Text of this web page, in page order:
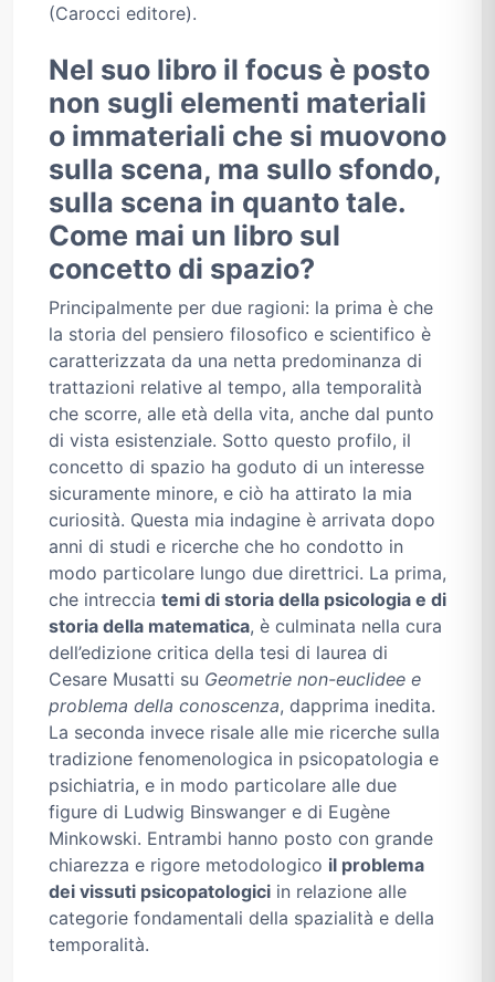
(Carocci editore).
Nel suo libro il focus è posto
non sugli elementi materiali
o immateriali che si muovono
sulla scena, ma sullo sfondo,
sulla scena in quanto tale.
Come mai un libro sul
concetto di spazio?
Principalmente per due ragioni: la prima è che
la storia del pensiero filosofico e scientifico è
caratterizzata da una netta predominanza di
trattazioni relative al tempo, alla temporalità
che scorre, alle età della vita, anche dal punto
di vista esistenziale. Sotto questo profilo, il
concetto di spazio ha goduto di un interesse
sicuramente minore, e ciò ha attirato la mia
curiosità. Questa mia indagine è arrivata dopo
anni di studi e ricerche che ho condotto in
modo particolare lungo due direttrici. La prima,
che intreccia temi di storia della psicologia e di
storia della matematica, è culminata nella cura
dell’edizione critica della tesi di laurea di
Cesare Musatti su Geometrie non-euclidee e
problema della conoscenza, dapprima inedita.
La seconda invece risale alle mie ricerche sulla
tradizione fenomenologica in psicopatologia e
psichiatria, e in modo particolare alle due
figure di Ludwig Binswanger e di Eugène
Minkowski. Entrambi hanno posto con grande
chiarezza e rigore metodologico il problema
dei vissuti psicopatologici in relazione alle
categorie fondamentali della spazialità e della
temporalità.